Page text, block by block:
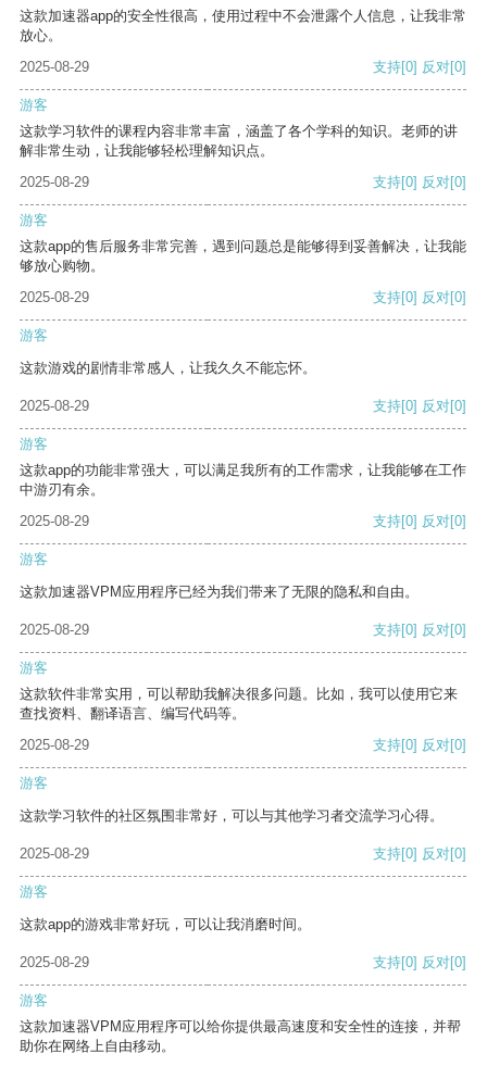
这款加速器app的安全性很高，使用过程中不会泄露个人信息，让我非常
放心。
2025-08-29
支持[0] 反对[0]
游客
这款学习软件的课程内容非常丰富，涵盖了各个学科的知识。老师的讲
解非常生动，让我能够轻松理解知识点。
2025-08-29
支持[0] 反对[0]
游客
这款app的售后服务非常完善，遇到问题总是能够得到妥善解决，让我能
够放心购物。
2025-08-29
支持[0] 反对[0]
游客
这款游戏的剧情非常感人，让我久久不能忘怀。
2025-08-29 支持[0] 反对[0]
游客
这款app的功能非常强大，可以满足我所有的工作需求，让我能够在工作
中游刃有余。
2025-08-29
支持[0] 反对[0]
游客
这款加速器VPM应用程序已经为我们带来了无限的隐私和自由。
2025-08-29 支持[0] 反对[0]
游客
这款软件非常实用，可以帮助我解决很多问题。比如，我可以使用它来
查找资料、翻译语言、编写代码等。
2025-08-29
支持[0] 反对[0]
游客
这款学习软件的社区氛围非常好，可以与其他学习者交流学习心得。
2025-08-29 支持[0] 反对[0]
游客
这款app的游戏非常好玩，可以让我消磨时间。
2025-08-29 支持[0] 反对[0]
游客
这款加速器VPM应用程序可以给你提供最高速度和安全性的连接，并帮
助你在网络上自由移动。